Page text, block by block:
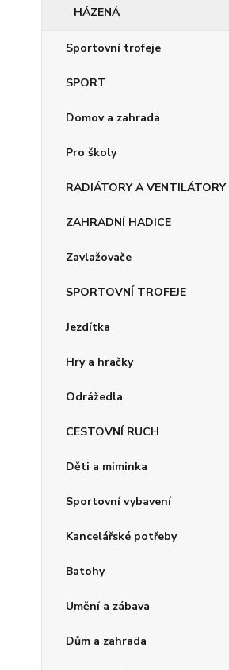
HÁZENÁ
Sportovní trofeje
SPORT
Domov a zahrada
Pro školy
RADIÁTORY A VENTILÁTORY
ZAHRADNÍ HADICE
Zavlažovače
SPORTOVNÍ TROFEJE
Jezdítka
Hry a hračky
Odrážedla
CESTOVNÍ RUCH
Děti a miminka
Sportovní vybavení
Kancelářské potřeby
Batohy
Umění a zábava
Dům a zahrada